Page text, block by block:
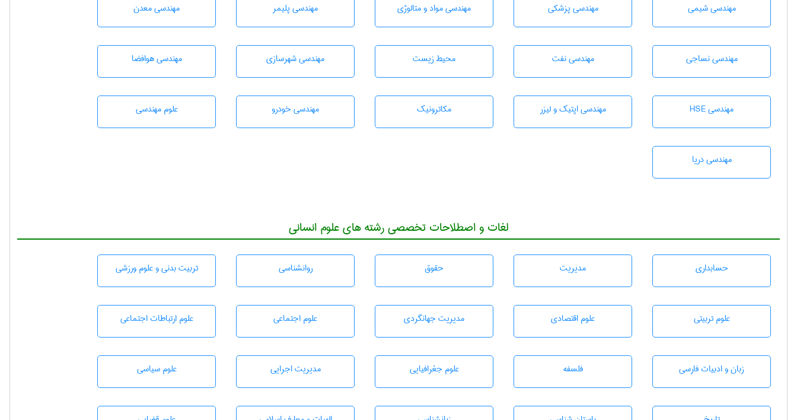
مهندسي شيمی مهندسی پزشکی مهندسی مواد و متالوژی مهندسی پليمر مهندسی معدن
مهندسي نساجی مهندسی نفت محيط زيست مهندسی شهرسازی مهندسی هوافضا
مهندسی HSE مهندسی اپتیک و لیزر مکاترونیک مهندسی خودرو علوم مهندسی
مهندسی دریا
لغات و اصطلاحات تخصصی رشته های علوم انسانی
حسابداری مديريت حقوق روانشناسی تربيت بدنی و علوم ورزشی
علوم تربيتی علوم اقتصادی مديريت جهانگردی علوم اجتماعی علوم ارتباطات اجتماعی
زبان و ادبيات فارسی فلسفه علوم جغرافيايی مديريت اجرايی علوم سياسی